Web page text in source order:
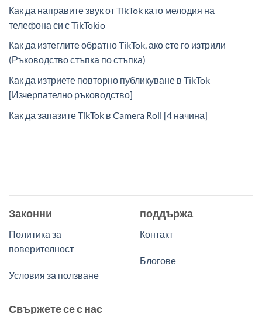
Как да направите звук от TikTok като мелодия на
телефона си с TikTokio
Как да изтеглите обратно TikTok, ако сте го изтрили
(Ръководство стъпка по стъпка)
Как да изтриете повторно публикуване в TikTok
[Изчерпателно ръководство]
Как да запазите TikTok в Camera Roll [4 начина]
Законни
Политика за
поверителност
Условия за ползване
поддържа
Контакт
Блогове
Свържете се с нас